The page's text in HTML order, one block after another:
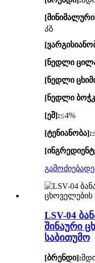
კგ
[ნედლი
[ნედლი
[ნედლი
[ეშ]:≤4%
[ტენიანობა]:
გამოძიება
LSV-04
შინაური
საბითუმო
[ბრენდი]: